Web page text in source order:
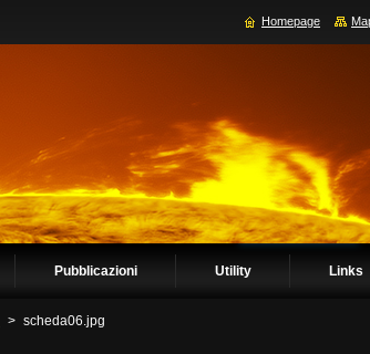
Pubblicazioni Utility Links
> scheda06.jpg
Homepage